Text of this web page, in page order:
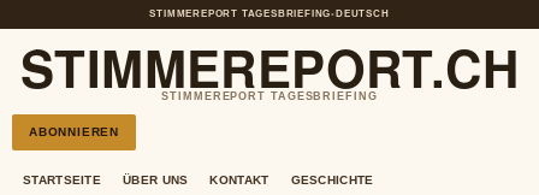
STIMMEREPORT TAGESBRIEFING• DEUTSCH
STIMMEREPORT.CH
STIMMEREPORT TAGESBRIEFING
ABONNIEREN
STARTSEITE ÜBER UNS KONTAKT GESCHICHTE